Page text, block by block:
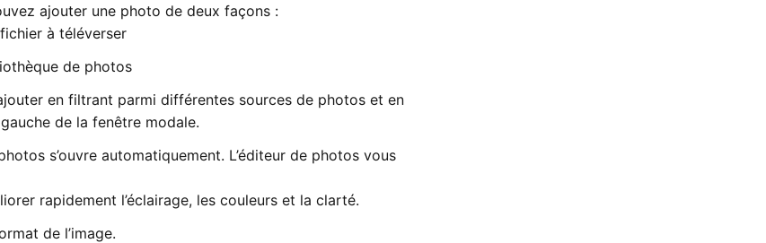
ajouter une photo de deux façons :
à téléverser
de photos
en filtrant parmi différentes sources de photos et en
de la fenêtre modale.
s’ouvre automatiquement. L’éditeur de photos vous
rapidement l’éclairage, les couleurs et la clarté.
de l’image.